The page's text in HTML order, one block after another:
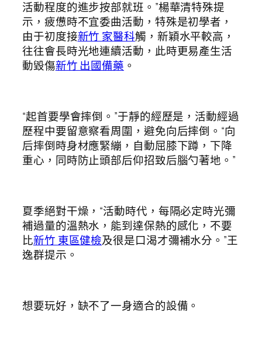
活動程度的進步按部就班。”楊華清特殊提
示，疲憊時不宜委曲活動，特殊是初學者，
由于初度接新竹 家醫科觸，新穎水平較高，
往往會長時光地連續活動，此時更易產生活
動毀傷新竹 出國備藥 。
“起首要學會摔倒。”于靜的經歷是，活動經過
歷程中要留意察看周圍，避免向后摔倒。“向
后摔倒時身材應緊繃，自動屈膝下蹲，下降
重心，同時防止頭部后仰招致后腦勺著地。”
夏季絕對干燥，“活動時代，每隔必定時光彌
補過量的溫熱水，能到達保熱的感化，不要
比新竹 東區健檢及很是口渴才彌補水分。”王
逸群提示。
想要玩好，缺不了一身適合的設備。